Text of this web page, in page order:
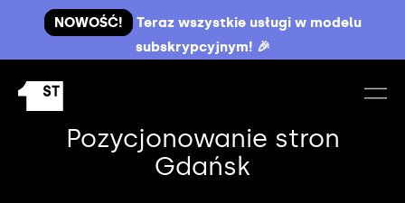
NOWOŚĆ!
Teraz wszystkie usługi w modelu
subskrypcyjnym! 🎉
Pozycjonowanie stron
Gdańsk